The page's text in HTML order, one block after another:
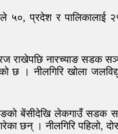
५०, प्रदेश र पालिकालाई
राखेपछि नारच्याङ सडक
छ । नीलगिरि खोला
बेंसीदेखि लेकगाउँ सडक
छन् । नीलगिरि